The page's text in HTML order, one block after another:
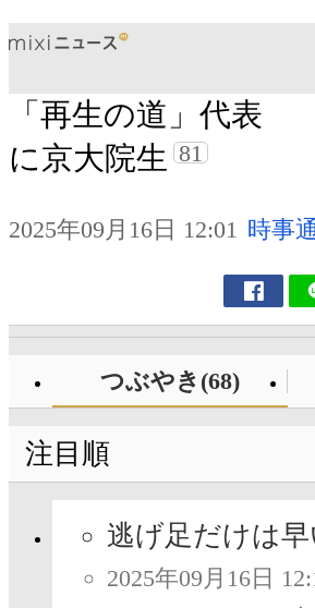
「再生の道」代表
に京大院生 81
2025年09月16日 12:01 時事
つぶやき(68)
注目順
逃げ足だけは早
2025年09月16日